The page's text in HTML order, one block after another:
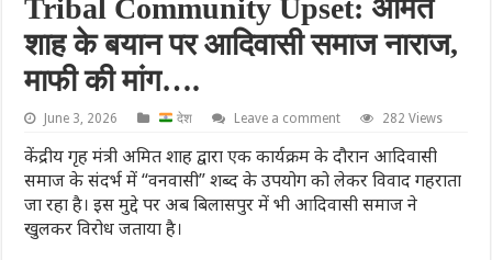
Tribal Community Upset: अमित
शाह के बयान पर आदिवासी समाज नाराज,
माफी की मांग….
June 3, 2026 देश Leave a comment 282 Views
केंद्रीय गृह मंत्री अमित शाह द्वारा एक कार्यक्रम के दौरान आदिवासी
समाज के संदर्भ में “वनवासी” शब्द के उपयोग को लेकर विवाद गहराता
जा रहा है। इस मुद्दे पर अब बिलासपुर में भी आदिवासी समाज ने
खुलकर विरोध जताया है।